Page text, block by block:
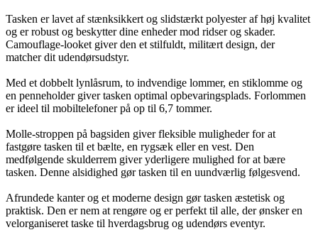
Tasken er lavet af stænksikkert og slidstærkt polyester af høj kvalitet
og er robust og beskytter dine enheder mod ridser og skader.
Camouflage-looket giver den et stilfuldt, militært design, der
matcher dit udendørsudstyr.
Med et dobbelt lynlåsrum, to indvendige lommer, en stiklomme og
en penneholder giver tasken optimal opbevaringsplads. Forlommen
er ideel til mobiltelefoner på op til 6,7 tommer.
Molle-stroppen på bagsiden giver fleksible muligheder for at
fastgøre tasken til et bælte, en rygsæk eller en vest. Den
medfølgende skulderrem giver yderligere mulighed for at bære
tasken. Denne alsidighed gør tasken til en uundværlig følgesvend.
Afrundede kanter og et moderne design gør tasken æstetisk og
praktisk. Den er nem at rengøre og er perfekt til alle, der ønsker en
velorganiseret taske til hverdagsbrug og udendørs eventyr.